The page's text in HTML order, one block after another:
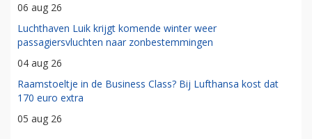
06 aug 26
Luchthaven Luik krijgt komende winter weer
passagiersvluchten naar zonbestemmingen
04 aug 26
Raamstoeltje in de Business Class? Bij Lufthansa kost dat
170 euro extra
05 aug 26